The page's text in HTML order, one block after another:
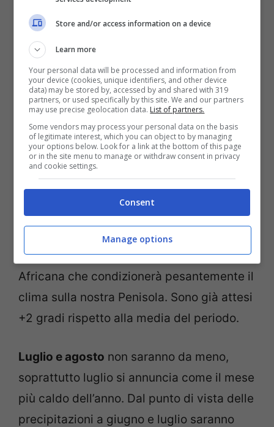
gradi.
Nel resto d’Italia invece bisognerà
aspettare un po’ di più per l’inizio
dell’estate , anche se maggio qualche
scappata al mare ce la permetterà
eccome. Per fine mese tutta Italia sarà
comunque bollente.
L’estate 2022 inizierà dunque a fine
maggio e agiugnol’Italia sarà avvolta da
fiammate roventi. A dettare legge come
negli anni precedenti sarà l’Alta Pressione
Africana che condizionerà pesantemente il
clima sulla nostra Penisola. Sono già attesi
+2 gradi rispetto alla media del periodo.
Luglio e agosto non saranno da meno,
soprattutto luglio si annuncia come il mese
più caldo dell’anno. Dal punto di vista delle
precipitazioni a giugno e luglio saranno
Store and/or access information on a device
Learn more
Your personal data will be processed and information from
your device (cookies, unique identifiers, and other device
data) may be stored by, accessed by and shared with 319
partners, or used specifically by this site. We and our partners
may use precise geolocation data. List of partners.
Some vendors may process your personal data on the basis
of legitimate interest, which you can object to by managing
your options below. Look for a link at the bottom of this page
or in the site menu to manage or withdraw consent in privacy
and cookie settings.
Consent
Manage options